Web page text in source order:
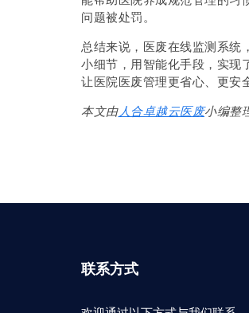
问题被处罚。
总结来说，医废在线监测系统
小细节，用智能化手段，实现
让医院医废管理更省心、更安
本文由人合卓越云医废小编整
联系方式